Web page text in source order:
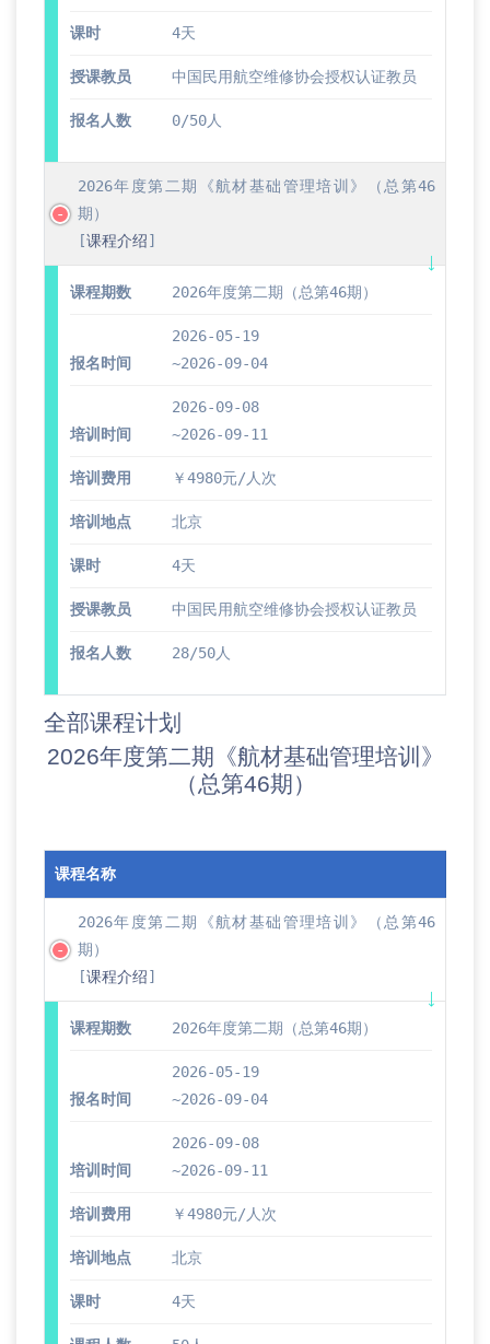
课时 4天
授课教员 中国民用航空维修协会授权认证教员
报名人数 0/50人
2026年度第二期《航材基础管理培训》（总第46
期）
[课程介绍]
课程期数 2026年度第二期（总第46期）
报名时间
2026-05-19
~2026-09-04
培训时间
2026-09-08
~2026-09-11
培训费用 ￥4980元/人次
培训地点 北京
课时 4天
授课教员 中国民用航空维修协会授权认证教员
报名人数 28/50人
全部课程计划
2026年度第二期《航材基础管理培训》
（总第46期）
课程名称
2026年度第二期《航材基础管理培训》（总第46
期）
[课程介绍]
课程期数 2026年度第二期（总第46期）
报名时间
2026-05-19
~2026-09-04
培训时间
2026-09-08
~2026-09-11
培训费用 ￥4980元/人次
培训地点 北京
课时 4天